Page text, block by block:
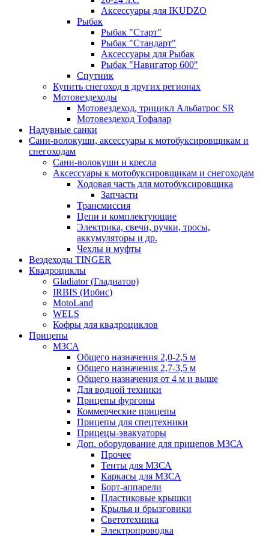
Аксессуары для IKUDZO
Рыбак
Рыбак "Старт"
Рыбак "Стандарт"
Аксессуары для Рыбак
Рыбак "Навигатор 600"
Спутник
Купить снегоход в других регионах
Мотовездеходы
Мотовездеход, трицикл Альбатрос SR
Мотовездеход Тофалар
Надувные санки
Сани-волокуши, аксессуары к мотобуксировщикам и
снегоходам
Сани-волокуши и кресла
Аксессуары к мотобуксировщикам и снегоходам
Ходовая часть для мотобуксировщика
Запчасти
Трансмиссия
Цепи и комплектующие
Электрика, свечи, ручки, тросы,
аккумуляторы и др.
Чехлы и муфты
Вездеходы TINGER
Квадроциклы
Gladiator (Гладиатор)
IRBIS (Ирбис)
MotoLand
WELS
Кофры для квадроциклов
Прицепы
МЗСА
Общего назначения 2,0-2,5 м
Общего назначения 2,7-3,5 м
Общего назначения от 4 м и выше
Для водной техники
Прицепы фургоны
Коммерческие прицепы
Прицепы для спецтехники
Прицецы-эвакуаторы
Доп. оборудование для прицепов МЗСА
Прочее
Тенты для МЗСА
Каркасы для МЗСА
Борт-аппарели
Пластиковые крышки
Крылья и брызговики
Светотехника
Электропроводка